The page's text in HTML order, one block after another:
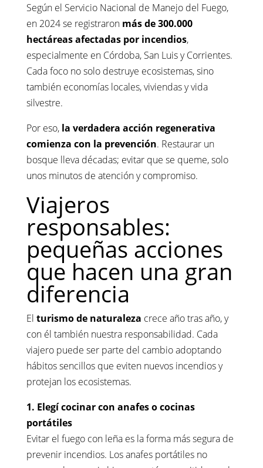
Según el Servicio Nacional de Manejo del Fuego,
en 2024 se registraron más de 300.000
hectáreas afectadas por incendios,
especialmente en Córdoba, San Luis y Corrientes.
Cada foco no solo destruye ecosistemas, sino
también economías locales, viviendas y vida
silvestre.
Por eso, la verdadera acción regenerativa
comienza con la prevención. Restaurar un
bosque lleva décadas; evitar que se queme, solo
unos minutos de atención y compromiso.
Viajeros
responsables:
pequeñas acciones
que hacen una gran
diferencia
El turismo de naturaleza crece año tras año, y
con él también nuestra responsabilidad. Cada
viajero puede ser parte del cambio adoptando
hábitos sencillos que eviten nuevos incendios y
protejan los ecosistemas.
1. Elegí cocinar con anafes o cocinas
portátiles
Evitar el fuego con leña es la forma más segura de
prevenir incendios. Los anafes portátiles no